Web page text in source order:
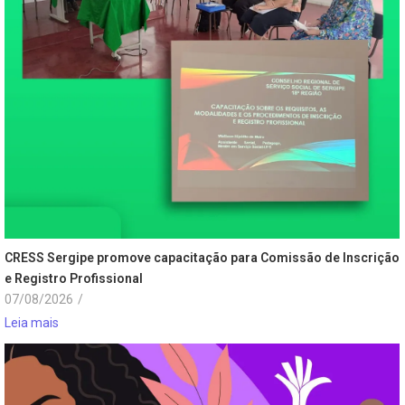
CRESS Sergipe promove capacitação para Comissão de Inscrição
e Registro Profissional
07/08/2026 /
Leia mais